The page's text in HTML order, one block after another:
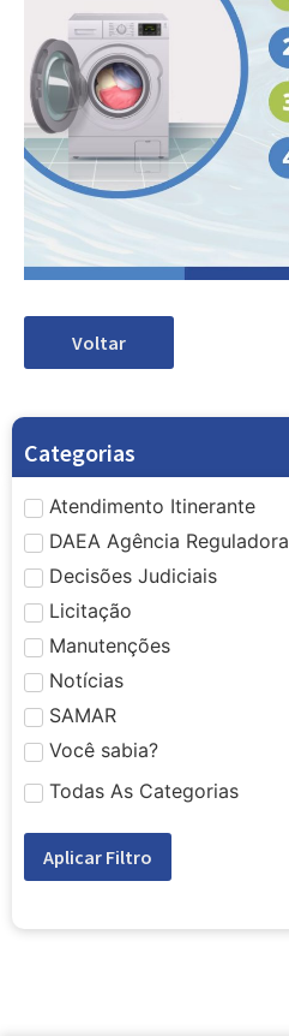
Voltar
Categorias
Atendimento Itinerante
DAEA Agência Reguladora
Decisões Judiciais
Licitação
Manutenções
Notícias
SAMAR
Você sabia?
Todas As Categorias
Aplicar Filtro